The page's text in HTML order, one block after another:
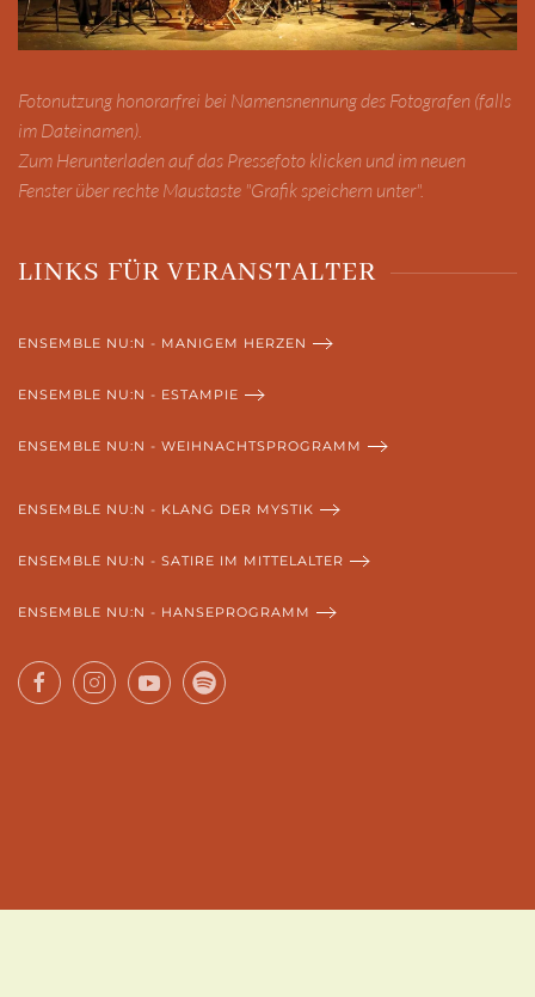
Pressefoto zum Download
Fotonutzung honorarfrei bei Namensnennung des Fotografen (falls
im Dateinamen).
Zum Herunterladen auf das Pressefoto klicken und im neuen
Fenster über rechte Maustaste "Grafik speichern unter".
LINKS FÜR VERANSTALTER
ENSEMBLE NU:N - MANIGEM HERZEN
ENSEMBLE NU:N - ESTAMPIE
ENSEMBLE NU:N - WEIHNACHTSPROGRAMM
ENSEMBLE NU:N - KLANG DER MYSTIK
ENSEMBLE NU:N - SATIRE IM MITTELALTER
ENSEMBLE NU:N - HANSEPROGRAMM